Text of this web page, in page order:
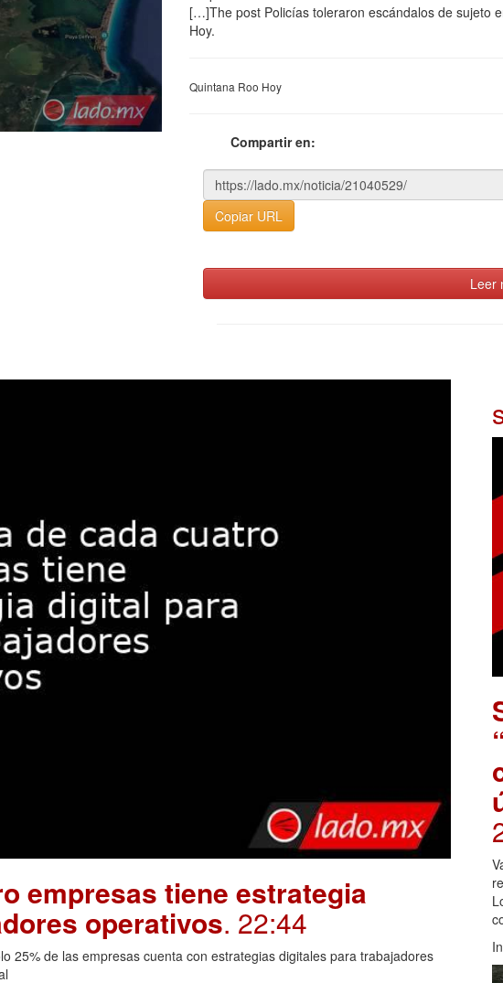
[…]The post Policías toleraron escándalos de sujeto
Hoy.
Quintana Roo Hoy
Compartir en:
Copiar URL
Leer
empresas tiene estrategia
operativos. 22:44
25% de las empresas cuenta con estrategias digitales para trabajadores